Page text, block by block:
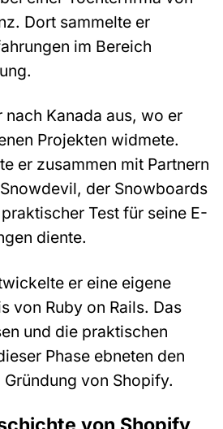
Dort sammelte er
im Bereich
Kanada aus, wo er
Projekten widmete.
er zusammen mit Partnern
der Snowboards
Test für seine E-
diente.
er eine eigene
von Ruby on Rails. Das
und die praktischen
Phase ebneten den
von Shopify.